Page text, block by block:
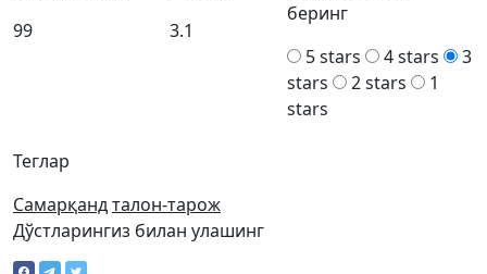
Теглар
Самарқандталон-тарож
99
3.1
беринг
5 stars
4 stars
3
stars
2 stars
1
stars
Дўстларингиз билан улашинг